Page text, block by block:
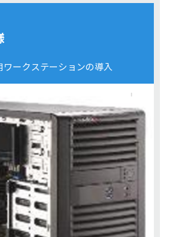
ワークステーションの導入